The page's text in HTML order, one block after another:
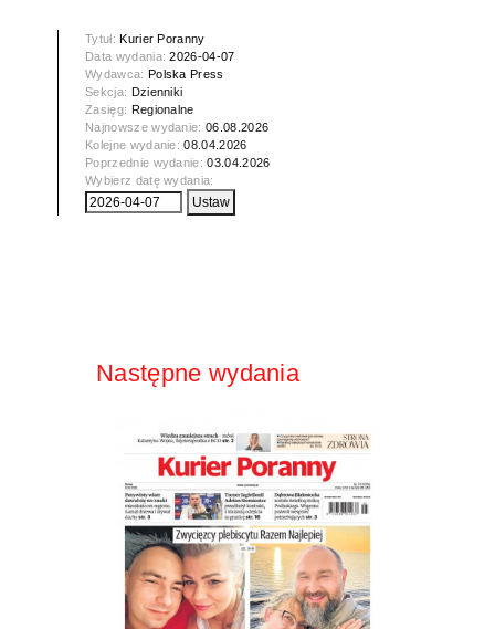
Tytuł: Kurier Poranny
Data wydania:2026-04-07
Wydawca: Polska Press
Sekcja: Dzienniki
Zasięg: Regionalne
Najnowsze wydanie:06.08.2026
Kolejne wydanie:08.04.2026
Poprzednie wydanie:03.04.2026
Wybierz datę wydania:
Następne wydania